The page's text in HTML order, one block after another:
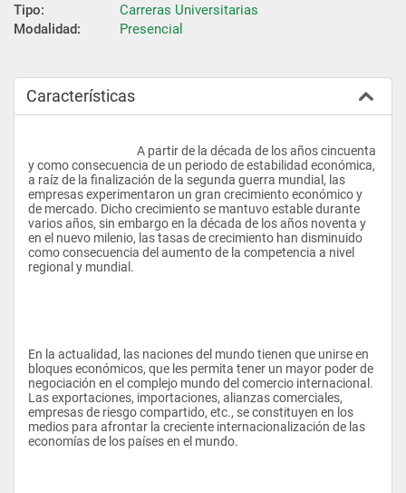
Tipo:
Carreras Universitarias
Modalidad:
Presencial
Características
y como consecuencia de un periodo de estabilidad económica,
a raíz de la finalización de la segunda guerra mundial, las
empresas experimentaron un gran crecimiento económico y
de mercado. Dicho crecimiento se mantuvo estable durante
varios años, sin embargo en la década de los años noventa y
en el nuevo milenio, las tasas de crecimiento han disminuido
como consecuencia del aumento de la competencia a nivel
regional y mundial.
En la actualidad, las naciones del mundo tienen que unirse en
bloques económicos, que les permita tener un mayor poder de
negociación en el complejo mundo del comercio internacional.
Las exportaciones, importaciones, alianzas comerciales,
empresas de riesgo compartido, etc., se constituyen en los
medios para afrontar la creciente internacionalización de las
economías de los países en el mundo.